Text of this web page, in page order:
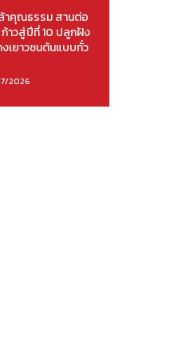
าคุณธรรม สานต่อ
าวสู่ปีที่ 10 ปลูกฝัง
เยาวชนต้นแบบทั่ว
2026